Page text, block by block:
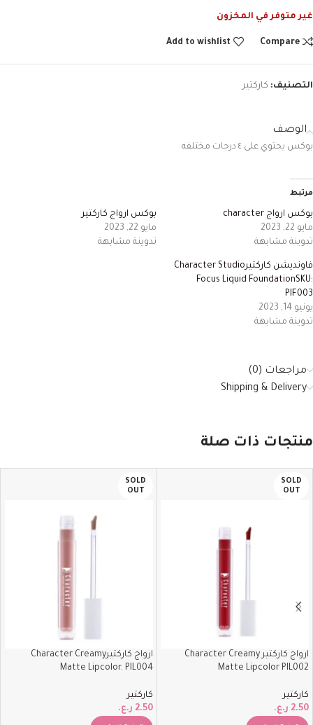
غير متوفر في المخزون
Compare
Add to wishlist
التصنيف: كاركتير
الوصف
بوكس يحتوي على ٤ درجات مختلفه
مرتبط
بوكس ارواج character
مايو 22, 2023
تدوينة مشابهة
بوكس ارواج كاركتير
مايو 22, 2023
تدوينة مشابهة
فاونديشن كاركتيرCharacter Studio
Focus Liquid FoundationSKU:
PIF003
يونيو 14, 2023
تدوينة مشابهة
مراجعات (0)
Shipping & Delivery
منتجات ذات صلة
SOLD
OUT
ارواج كاركتير Character Creamy
Matte Lipcolor PIL002
كاركتير
2.50 ر.ع.
SOLD
OUT
ارواج كاركتيرCharacter Creamy
Matte Lipcolor. PIL004
كاركتير
2.50 ر.ع.